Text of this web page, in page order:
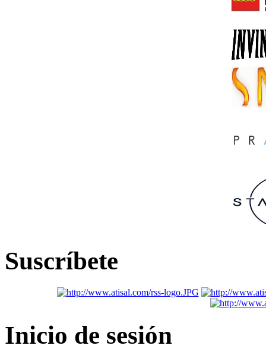
Suscríbete
Inicio de sesión